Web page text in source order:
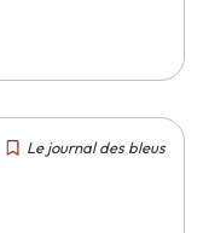
Le journal des bleus